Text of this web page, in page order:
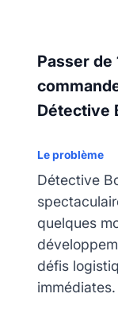
Passer de
Détective
Le problème
Détective
quelques
défis
immédiates.